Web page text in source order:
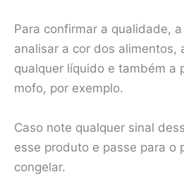
Para confirmar a qualidade,
analisar a cor dos alimentos,
qualquer líquido e também a
mofo, por exemplo.
Caso note qualquer sinal
esse produto e passe para o
congelar.